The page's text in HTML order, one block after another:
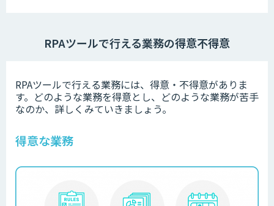
RPAツールで行える業務の得意不得意
RPAツールで行える業務には、得意・不得意がありま
す。どのような業務を得意とし、どのような業務が苦手
なのか、詳しくみていきましょう。
得意な業務